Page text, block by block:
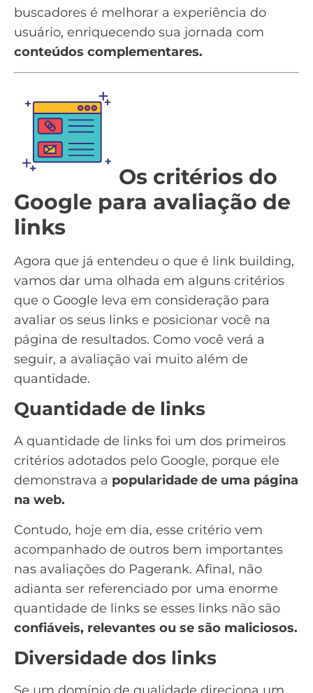
buscadores é melhorar a experiência do
usuário, enriquecendo sua jornada com
conteúdos complementares.
Os critérios do
Google para avaliação de
links
Agora que já entendeu o que é link building,
vamos dar uma olhada em alguns critérios
que o Google leva em consideração para
avaliar os seus links e posicionar você na
página de resultados. Como você verá a
seguir, a avaliação vai muito além de
quantidade.
Quantidade de links
A quantidade de links foi um dos primeiros
critérios adotados pelo Google, porque ele
demonstrava a popularidade de uma página
na web.
Contudo, hoje em dia, esse critério vem
acompanhado de outros bem importantes
nas avaliações do Pagerank. Afinal, não
adianta ser referenciado por uma enorme
quantidade de links se esses links não são
confiáveis, relevantes ou se são maliciosos.
Diversidade dos links